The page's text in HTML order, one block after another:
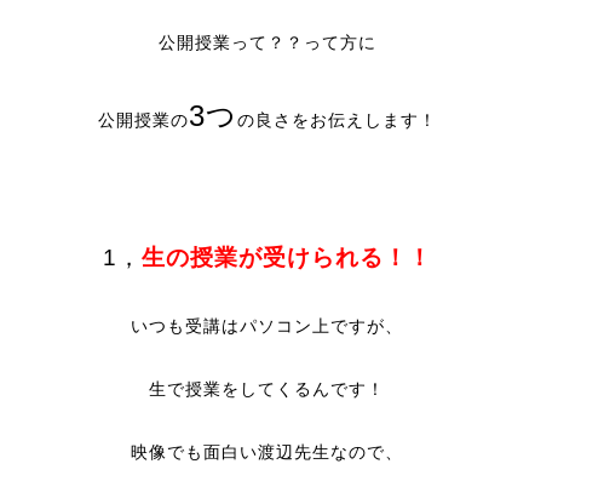
公開授業って？？って方に
公開授業の3つ の良さをお伝えします！
1， 生の授業が受けられる！！
いつも受講はパソコン上ですが、
生で授業をしてくるんです！
映像でも面白い渡辺先生なので、